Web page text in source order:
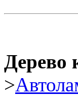
Дерево
>